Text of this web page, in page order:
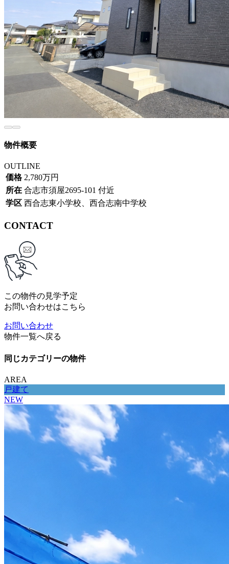
物件概要
OUTLINE
価格 2,780万円
所在 合志市須屋2695-101 付近
学区 西合志東小学校、西合志南中学校
CONTACT
この物件の見学予定
お問い合わせはこちら
お問い合わせ
物件一覧へ戻る
同じカテゴリーの物件
AREA
戸建て
NEW